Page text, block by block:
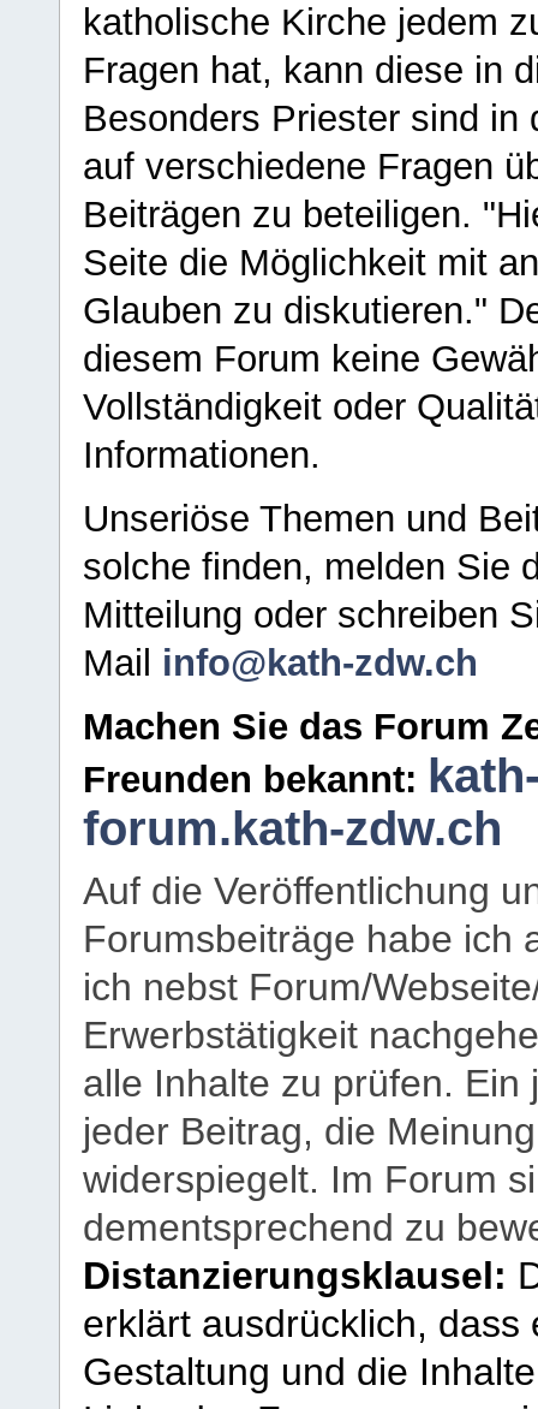
katholische Kirche jedem
Fragen hat, kann diese in
Besonders Priester sind in
auf verschiedene Fragen
Beiträgen zu beteiligen.
Seite die Möglichkeit mit
Glauben zu diskutieren."
diesem Forum keine
Vollständigkeit oder
Informationen.
Unseriöse Themen und
solche finden, melden Sie
Mitteilung oder schreiben
Mail info@kath-zdw.ch
Machen Sie das Forum
Freunden bekannt:
forum.kath-zdw.ch
Auf die Veröffentlichung
Forumsbeiträge habe ich
ich nebst Forum/
Erwerbstätigkeit
alle Inhalte zu prüfen.
jeder Beitrag, die
widerspiegelt. Im Forum
dementsprechend zu
Distanzierungsklausel:
erklärt ausdrücklich,
Gestaltung und die